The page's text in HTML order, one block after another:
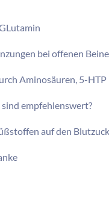
bei offenen
Aminosäuren, 5-HTP
empfehlenswert?
auf den